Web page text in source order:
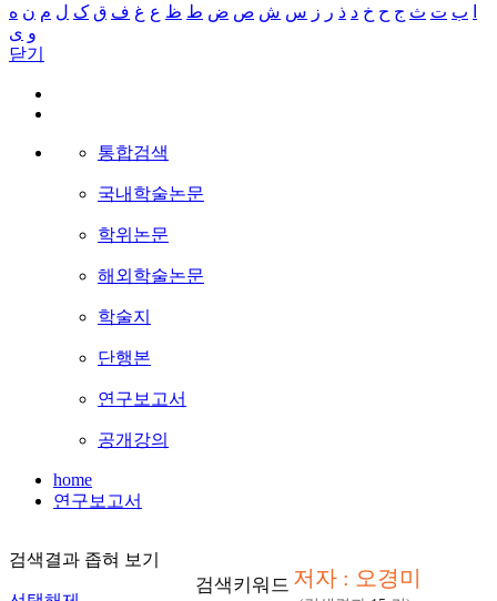
ب ت ث ج ح خ د ذ ر ز س ش ص ض ط ظ ع غ ف ق ک ل م ن ه
و ی
닫기
통합검색
국내학술논문
학위논문
해외학술논문
학술지
단행본
연구보고서
공개강의
home
연구보고서
검색결과 좁혀 보기
검색키워드 저자 : 오경미